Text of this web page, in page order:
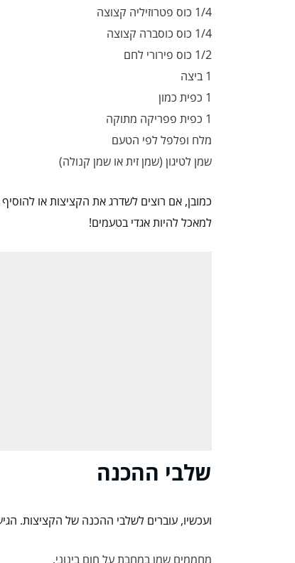
1/4 כוס פטרוזיליה קצוצה
1/4 כוס כוסברה קצוצה
1/2 כוס פירורי לחם
1 ביצה
1 כפית כמון
1 כפית פפריקה מתוקה
מלח ופלפל לפי הטעם
שמן לטיגון (שמן זית או שמן קנולה)
כמובן, אם רוצים לשדרג את הקציצות או
למאכל להיות אגדי בטעמים!
שלבי ההכנה
ועכשיו, עוברים לשלבי ההכנה של הקציצות.
מחממים שמן במחבת על חום בינוני.